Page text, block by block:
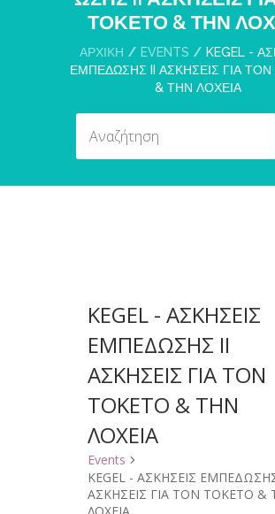
ΤΟΚΕΤΟ & ΤΗΝ
ΑΡΧΙΚΉ EVENTS
KEGEL -
ΕΜΠΕΔΩΣΗΣ II ΑΣΚΗΣΕΙΣ ΓΙΑ
& ΤΗΝ ΛΟΧΕΙΑ
KEGEL - ΑΣΚΗΣΕΙΣ
ΕΜΠΕΔΩΣΗΣ II
ΑΣΚΗΣΕΙΣ ΓΙΑ ΤΟΝ
ΤΟΚΕΤΟ & ΤΗΝ
ΛΟΧΕΙΑ
Events
KEGEL - ΑΣΚΗΣΕΙΣ
ΑΣΚΗΣΕΙΣ ΓΙΑ ΤΟΝ ΤΟΚΕΤΟ &